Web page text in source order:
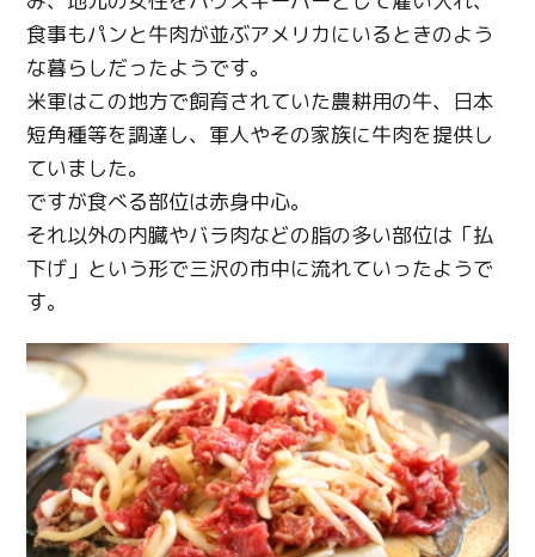
食事もパンと牛肉が並ぶアメリカにいるときのよう
な暮らしだったようです。
米軍はこの地方で飼育されていた農耕用の牛、日本
短角種等を調達し、軍人やその家族に牛肉を提供し
ていました。
ですが食べる部位は赤身中心。
それ以外の内臓やバラ肉などの脂の多い部位は「払
下げ」という形で三沢の市中に流れていったようで
す。
Twitter
Facebook
Line